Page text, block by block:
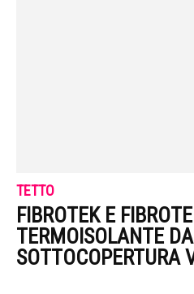
TETTO
FIBROTEK E
TERMOISOLANTE DA
SOTTOCOPERTURA